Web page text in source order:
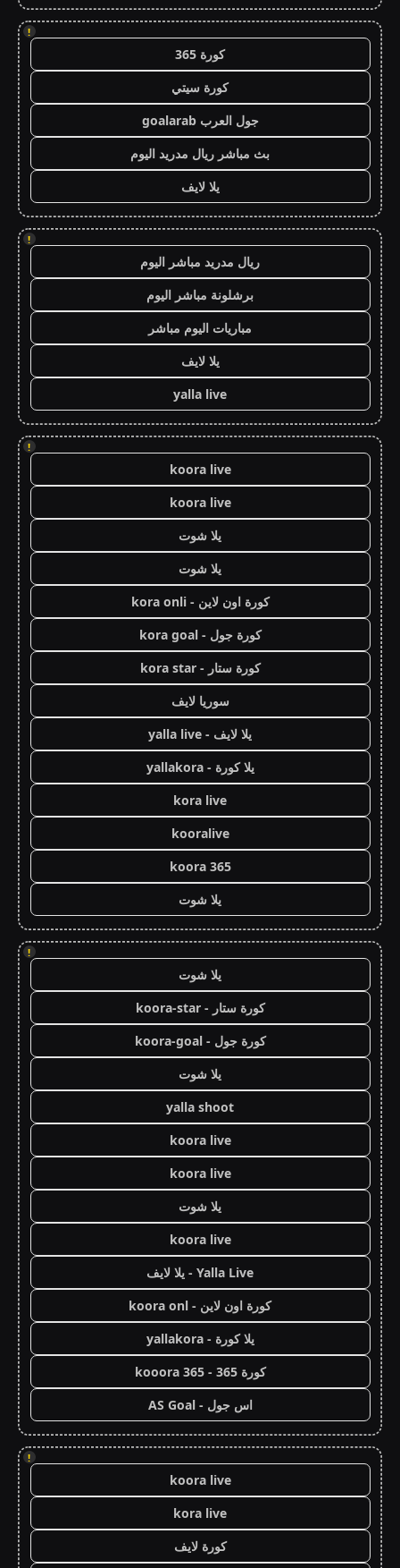
!
كورة 365
كورة سيتي
جول العرب goalarab
بث مباشر ريال مدريد اليوم
يلا لايف
!
ريال مدريد مباشر اليوم
برشلونة مباشر اليوم
مباريات اليوم مباشر
يلا لايف
yalla live
!
koora live
koora live
يلا شوت
يلا شوت
كورة اون لاين - kora onli
كورة جول - kora goal
كورة ستار - kora star
سوريا لايف
يلا لايف - yalla live
يلا كورة - yallakora
kora live
kooralive
koora 365
يلا شوت
!
يلا شوت
كورة ستار - koora-star
كورة جول - koora-goal
يلا شوت
yalla shoot
koora live
koora live
يلا شوت
koora live
Yalla Live - يلا لايف
كورة اون لاين - koora onl
يلا كورة - yallakora
كورة 365 - kooora 365
اس جول - AS Goal
!
koora live
kora live
كورة لايف